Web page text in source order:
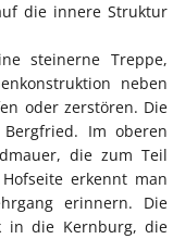
die innere Struktur
steinerne Treppe,
neben
oder zerstören. Die
Im oberen
die zum Teil
erkennt man
erinnern. Die
in die Kernburg, die